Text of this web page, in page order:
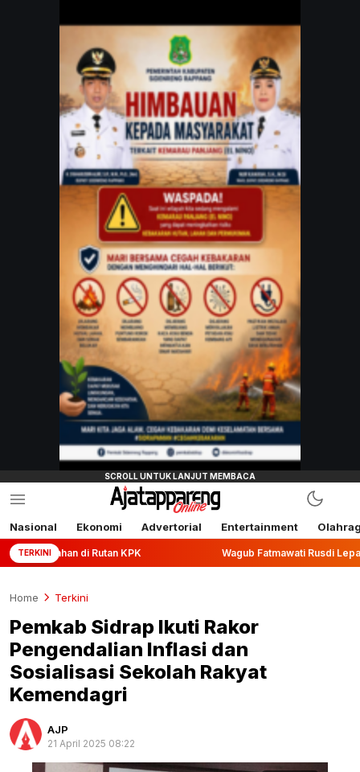
Nasional Ekonomi Advertorial Entertainment
TERKINI
di Rutan KPK Wagub Fatmawati Rusdi Lepas Ekspor 10,2
Home Terkini
Pemkab Sidrap Ikuti Rakor
Pengendalian Inflasi dan
Sosialisasi Sekolah Rakyat
Kemendagri
AJP
21 April 2025 08:22